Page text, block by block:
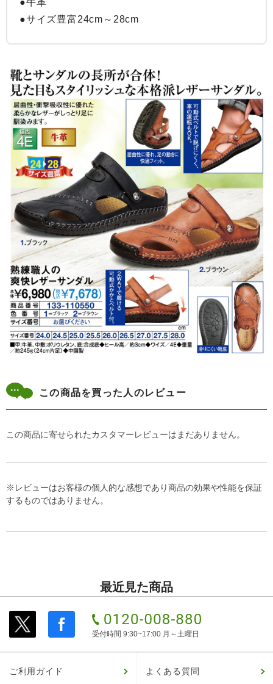
●牛革
●サイズ豊富24cm～28cm
この商品を買った人のレビュー
この商品に寄せられたカスタマーレビューはまだありません。
※レビューはお客様の個人的な感想であり商品の効果や性能を保証
するものではありません。
最近見た商品
受付時間 9:30~17:00 月～土曜日
ご利用ガイド よくある質問